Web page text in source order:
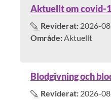
Aktuellt om covid-
Reviderat: 2026-
Område:Aktuellt
Blodgivning och
Reviderat: 2026-